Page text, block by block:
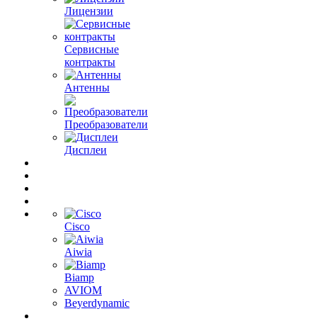
Лицензии
Сервисные
контракты
Антенны
Преобразователи
Дисплеи
Cisco
Aiwia
Biamp
AVIOM
Beyerdynamic